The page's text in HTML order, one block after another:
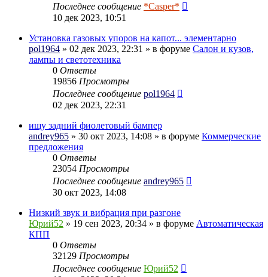
Последнее сообщение *Casper*
10 дек 2023, 10:51
Установка газовых упоров на капот... элементарно
pol1964 » 02 дек 2023, 22:31 » в форуме Салон и кузов,
лампы и светотехника
0 Ответы
19856 Просмотры
Последнее сообщение pol1964
02 дек 2023, 22:31
ищу задний фиолетовый бампер
andrey965 » 30 окт 2023, 14:08 » в форуме Коммерческие
предложения
0 Ответы
23054 Просмотры
Последнее сообщение andrey965
30 окт 2023, 14:08
Низкий звук и вибрация при разгоне
Юрий52 » 19 сен 2023, 20:34 » в форуме Автоматическая
КПП
0 Ответы
32129 Просмотры
Последнее сообщение Юрий52